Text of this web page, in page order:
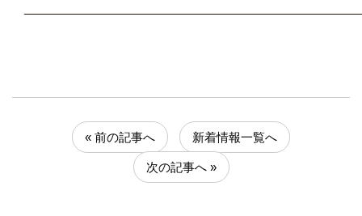
« 前の記事へ 新着情報一覧へ
次の記事へ »